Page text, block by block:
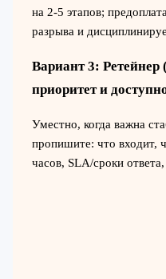
на 2-5 этапов;
разрыва и
Вариант 3: Ретейнер
приоритет и
Уместно, когда важна
пропишите: что входит,
часов, SLA/сроки